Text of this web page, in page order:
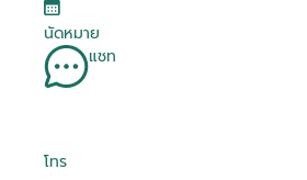
นัดหมาย
แชท
โทร